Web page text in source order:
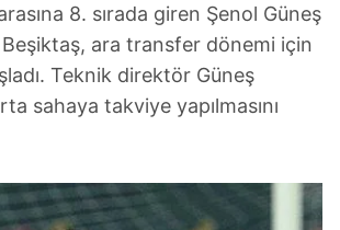
8. sırada giren Şenol Güneş
ara transfer dönemi için
Teknik direktör Güneş
sahaya takviye yapılmasını